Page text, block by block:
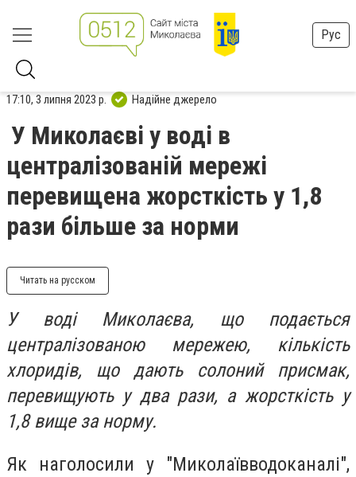
Рус
17:10, 3 липня 2023 р. Надійне джерело
У Миколаєві у воді в
централізованій мережі
перевищена жорсткість у 1,8
рази більше за норми
Читать на русском
У воді Миколаєва, що подається
централізованою мережею, кількість
хлоридів, що дають солоний присмак,
перевищують у два рази, а жорсткість у
1,8 вище за норму.
Як наголосили у "Миколаївводоканалі",